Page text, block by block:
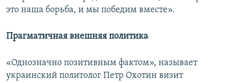
это наша борьба, и мы победим вместе».
Прагматичная внешняя политика
«Однозначно позитивным фактом», называет
украинский политолог Петр Охотин визит